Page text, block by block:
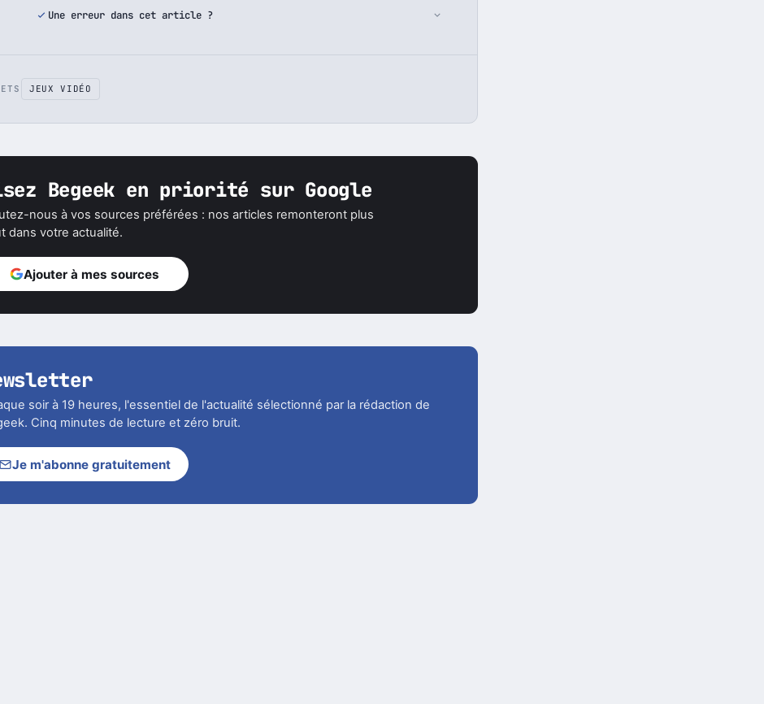
Une erreur dans cet article ?
JEUX VIDÉO
Begeek en priorité sur Google
nous à vos sources préférées : nos articles remonteront plus
dans votre actualité.
Ajouter à mes sources
soir à 19 heures, l'essentiel de l'actualité sélectionné par la rédaction de
Cinq minutes de lecture et zéro bruit.
Je m'abonne gratuitement